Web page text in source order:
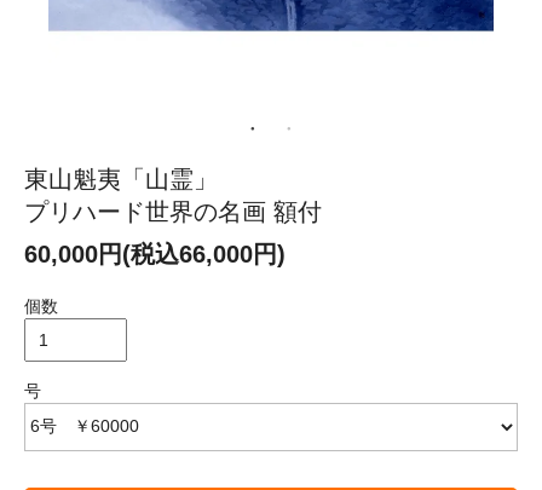
東山魁夷「山霊」
プリハード世界の名画 額付
60,000円(税込66,000円)
個数
号